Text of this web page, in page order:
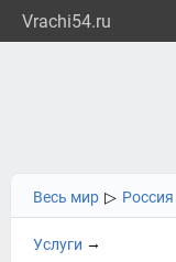
Vrachi54.ru
Весь мир ▷ Россия
Услуги →